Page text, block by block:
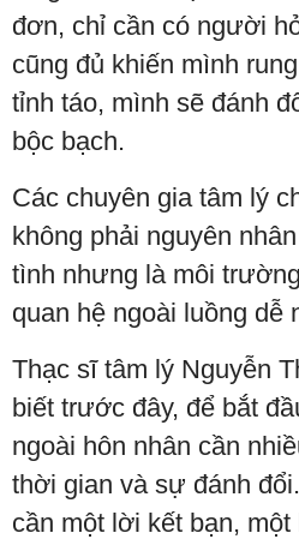
đơn, chỉ cần có người
cũng đủ khiến mình
tỉnh táo, mình sẽ đánh
bộc bạch.
Các chuyên gia tâm lý
không phải nguyên
tình nhưng là môi
quan hệ ngoài luồng dễ
Thạc sĩ tâm lý Nguyễn
biết trước đây, để bắt
ngoài hôn nhân cần
thời gian và sự đánh
cần một lời kết bạn,